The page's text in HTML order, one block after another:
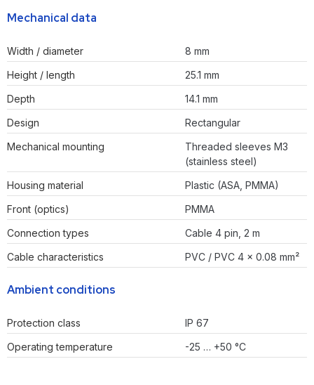
Mechanical data
Width / diameter
8 mm
Height / length
25.1 mm
Depth
14.1 mm
Design
Rectangular
Mechanical mounting
Threaded sleeves M3
(stainless steel)
Housing material
Plastic (ASA, PMMA)
Front (optics)
PMMA
Connection types
Cable 4 pin, 2 m
Cable characteristics
PVC / PVC 4 x 0.08 mm²
Ambient conditions
Protection class
IP 67
Operating temperature
-25 … +50 °C